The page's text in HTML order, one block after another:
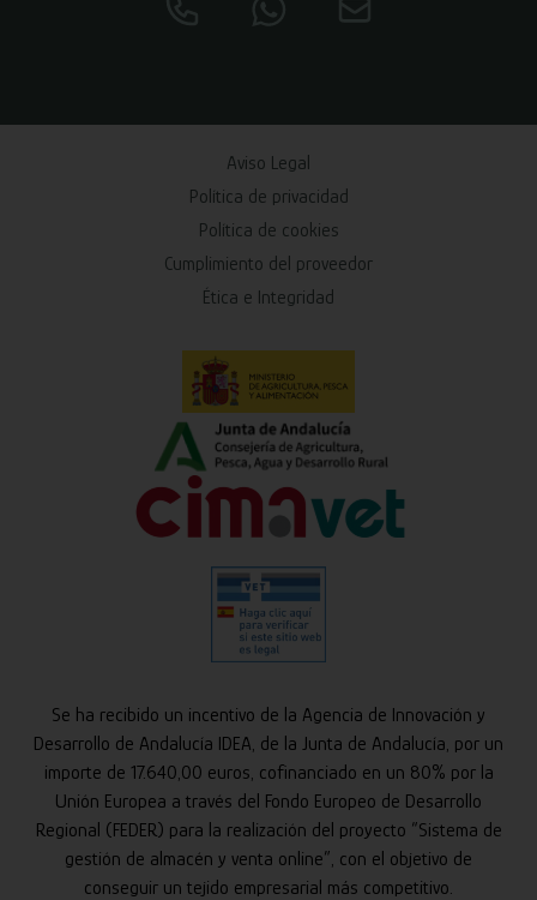
Aviso Legal
Política de privacidad
Política de cookies
Cumplimiento del proveedor
Ética e Integridad
Se ha recibido un incentivo de la Agencia de Innovación y
Desarrollo de Andalucía IDEA, de la Junta de Andalucía, por un
importe de 17.640,00 euros, cofinanciado en un 80% por la
Unión Europea a través del Fondo Europeo de Desarrollo
Regional (FEDER) para la realización del proyecto “Sistema de
gestión de almacén y venta online”, con el objetivo de
conseguir un tejido empresarial más competitivo.